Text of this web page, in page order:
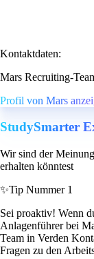
Kontaktdaten:
Mars Recruiting-
Profil von Mars
StudySmarter
Wir sind der
erhalten könntest
✨Tip Nummer 1
Sei proaktiv! Wenn
Anlagenführer bei
Team in Verden
Fragen zu den